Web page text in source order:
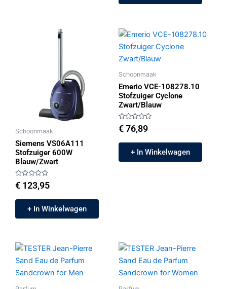
Schoonmaak
Siemens VS06A111
Stofzuiger 600W
Blauw/Zwart
Gewaardeerd
0
5
€ 123,95
+ In Winkelwagen
Schoonmaak
Emerio VCE-108278.10
Stofzuiger Cyclone
Zwart/Blauw
Gewaardeerd
0
5
€76,89
+ In Winkelwagen